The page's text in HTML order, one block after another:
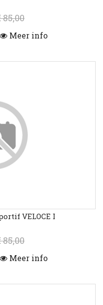
85,00
Meer info
VELOCE I
85,00
Meer info